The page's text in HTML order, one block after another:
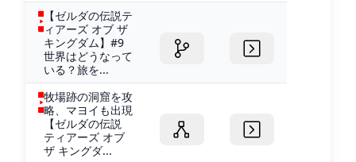
【ゼルダの伝説テ
ィアーズ オブ ザ
キングダム】#9
世界はどうなって
いる？旅を...
牧場跡の洞窟を攻
略、マヨイも出現
【ゼルダの伝説
ティアーズ オブ
ザ キングダ...